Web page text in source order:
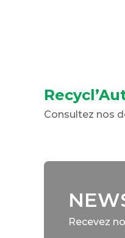
Consultez nos
Recevez